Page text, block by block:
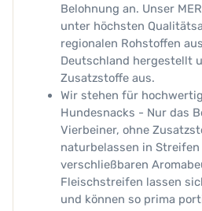
Belohnung an. Unser
unter höchsten
regionalen Rohstoffen
Deutschland hergestellt
Zusatzstoffe aus.
Wir stehen für
Hundesnacks - Nur das
Vierbeiner, ohne
naturbelassen in
verschließbaren
Fleischstreifen lassen
und können so prima